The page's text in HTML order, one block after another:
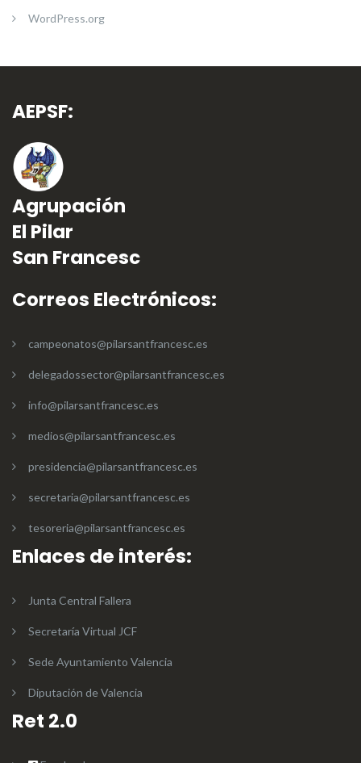
WordPress.org
AEPSF:
Agrupación
El Pilar
San Francesc
Correos Electrónicos:
campeonatos@pilarsantfrancesc.es
delegadossector@pilarsantfrancesc.es
info@pilarsantfrancesc.es
medios@pilarsantfrancesc.es
presidencia@pilarsantfrancesc.es
secretaria@pilarsantfrancesc.es
tesoreria@pilarsantfrancesc.es
Enlaces de interés:
Junta Central Fallera
Secretaría Virtual JCF
Sede Ayuntamiento Valencia
Diputación de Valencia
Ret 2.0